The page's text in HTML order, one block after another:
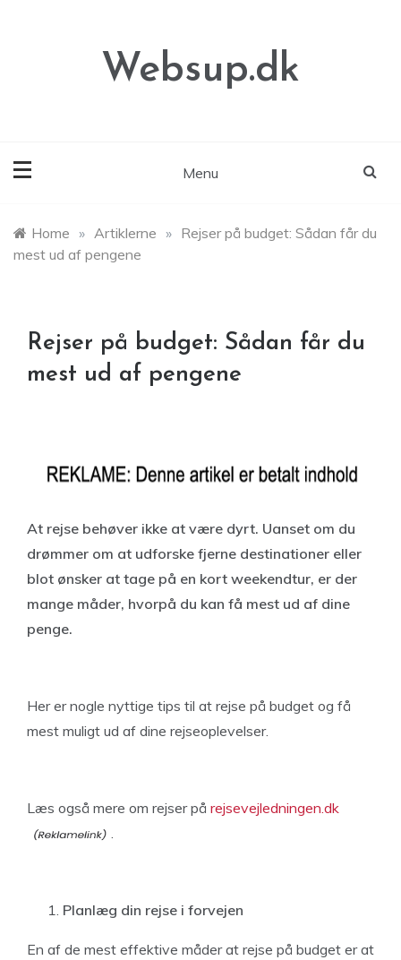
Websup.dk
Menu
Home » Artiklerne » Rejser på budget: Sådan får du
mest ud af pengene
Rejser på budget: Sådan får du
mest ud af pengene
At rejse behøver ikke at være dyrt. Uanset om du
drømmer om at udforske fjerne destinationer eller
blot ønsker at tage på en kort weekendtur, er der
mange måder, hvorpå du kan få mest ud af dine
penge.
Her er nogle nyttige tips til at rejse på budget og få
mest muligt ud af dine rejseoplevelser.
Læs også mere om rejser på rejsevejledningen.dk
.
Planlæg din rejse i forvejen
En af de mest effektive måder at rejse på budget er at